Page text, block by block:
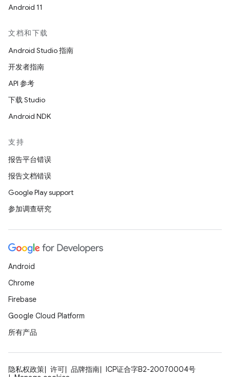
Android 11
文档和下载
Android Studio 指南
开发者指南
API 参考
下载 Studio
Android NDK
支持
报告平台错误
报告文档错误
Google Play support
参加调查研究
Android
Chrome
Firebase
Google Cloud Platform
所有产品
隐私权政策 许可 品牌指南
ICP证合字B2-20070004号